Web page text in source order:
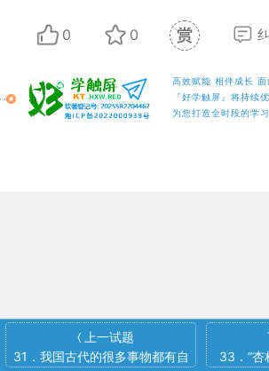
0 0
高效赋能 相伴成长 面
『好学触屏』将持续
为您打造全时段的学
〈
上一试题
31．我国古代的很多事物都有自
33．“杏